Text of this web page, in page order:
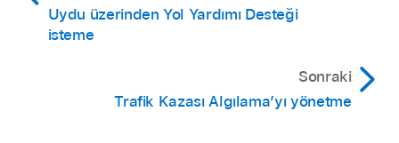
Uydu üzerinden Yol Yardımı Desteği
isteme
Sonraki
Trafik Kazası Algılama’yı yönetme